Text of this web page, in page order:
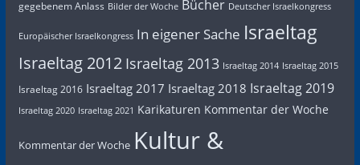
gegebenem Anlass Bilder der Woche Bücher Deutscher Israelkongress
Europäischer Israelkongress In eigener Sache Israeltag
Israeltag 2012 Israeltag 2013 Israeltag 2014 Israeltag 2015
Israeltag 2016 Israeltag 2017 Israeltag 2018 Israeltag 2019
Israeltag 2020 Israeltag 2021 Karikaturen Kommentar der Woche
Kommentar der Woche Kultur &